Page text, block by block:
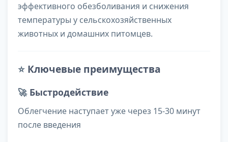
эффективного обезболивания и снижения
температуры у сельскохозяйственных
животных и домашних питомцев.
⭐ Ключевые преимущества
🚀 Быстродействие
Облегчение наступает уже через 15-30 минут
после введения